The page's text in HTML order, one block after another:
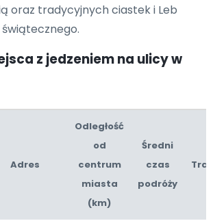
oraz tradycyjnych ciastek i Leb
z jedzeniem na ulicy w
Adres
Odległość
od
centrum
miasta
(km)
Średni
czas
podróży